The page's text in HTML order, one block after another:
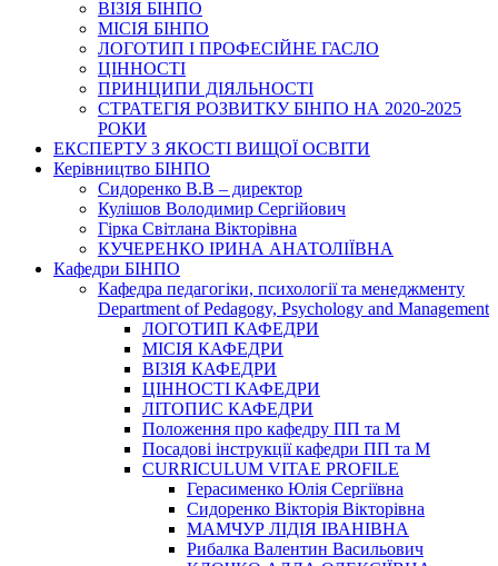
ВІЗІЯ БІНПО
МІСІЯ БІНПО
ЛОГОТИП І ПРОФЕСІЙНЕ ГАСЛО
ЦІННОСТІ
ПРИНЦИПИ ДІЯЛЬНОСТІ
СТРАТЕГІЯ РОЗВИТКУ БІНПО НА 2020-2025
РОКИ
ЕКСПЕРТУ З ЯКОСТІ ВИЩОЇ ОСВІТИ
Керівництво БІНПО
Сидоренко В.В – директор
Кулішов Володимир Сергійович
Гірка Світлана Вікторівна
КУЧЕРЕНКО ІРИНА АНАТОЛІЇВНА
Кафедри БІНПО
Кафедра педагогіки, психології та менеджменту
Department of Pedagogy, Psychology and Management
ЛОГОТИП КАФЕДРИ
МІСІЯ КАФЕДРИ
ВІЗІЯ КАФЕДРИ
ЦІННОСТІ КАФЕДРИ
ЛІТОПИС КАФЕДРИ
Положення про кафедру ПП та М
Посадові інструкції кафедри ПП та М
CURRICULUM VITAE PROFILE
Герасименко Юлія Сергіївна
Сидоренко Вікторія Вікторівна
МАМЧУР ЛІДІЯ ІВАНІВНА
Рибалка Валентин Васильович